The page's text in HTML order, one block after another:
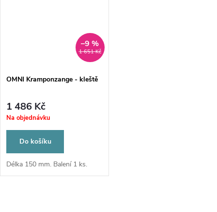
1 651 Kč
–9 %
OMNI Kramponzange - kleště
1 486 Kč
Na objednávku
Do košíku
Délka 150 mm. Balení 1 ks.